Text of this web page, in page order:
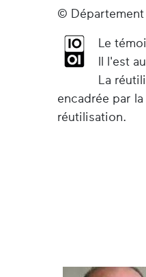
© Département
Le
Il l'est
La
encadrée par
réutilisation.